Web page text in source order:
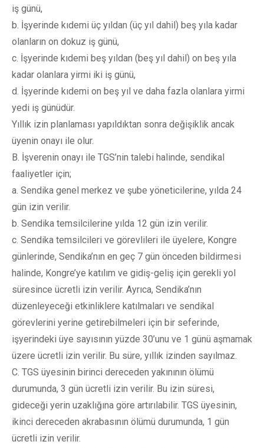
iş günü,
b. İşyerinde kıdemi üç yıldan (üç yıl dahil) beş yıla kadar
olanların on dokuz iş günü,
c. İşyerinde kıdemi beş yıldan (beş yıl dahil) on beş yıla
kadar olanlara yirmi iki iş günü,
d. İşyerinde kıdemi on beş yıl ve daha fazla olanlara yirmi
yedi iş günüdür.
Yıllık izin planlaması yapıldıktan sonra değişiklik ancak
üyenin onayı ile olur.
B. İşverenin onayı ile TGS’nin talebi halinde, sendikal
faaliyetler için;
a. Sendika genel merkez ve şube yöneticilerine, yılda 24
gün izin verilir.
b. Sendika temsilcilerine yılda 12 gün izin verilir.
c. Sendika temsilcileri ve görevlileri ile üyelere, Kongre
günlerinde, Sendika’nın en geç 7 gün önceden bildirmesi
halinde, Kongre’ye katılım ve gidiş-geliş için gerekli yol
süresince ücretli izin verilir. Ayrıca, Sendika’nın
düzenleyeceği etkinliklere katılmaları ve sendikal
görevlerini yerine getirebilmeleri için bir seferinde,
işyerindeki üye sayısının yüzde 30’unu ve 1 günü aşmamak
üzere ücretli izin verilir. Bu süre, yıllık izinden sayılmaz.
C. TGS üyesinin birinci dereceden yakınının ölümü
durumunda, 3 gün ücretli izin verilir. Bu izin süresi,
gideceği yerin uzaklığına göre artırılabilir. TGS üyesinin,
ikinci dereceden akrabasının ölümü durumunda, 1 gün
ücretli izin verilir.